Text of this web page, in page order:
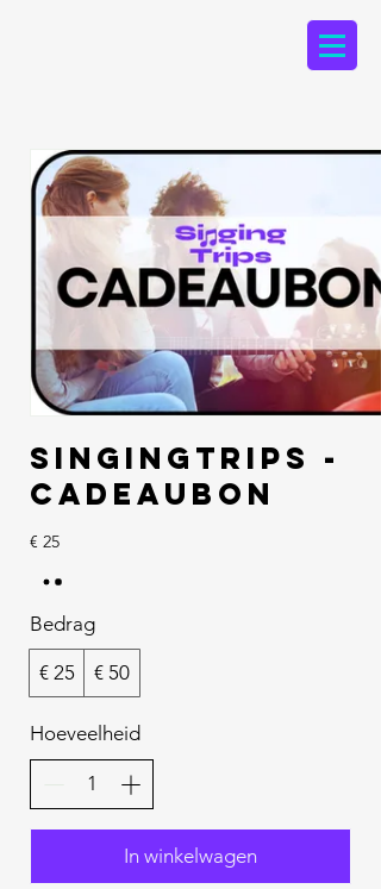
SingingTrips -
Cadeaubon
€ 25
Bedrag
€ 25 € 50
Hoeveelheid
In winkelwagen